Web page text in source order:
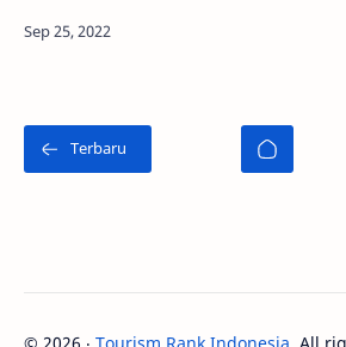
© 2026 ‧ Tourism Rank Indonesia . All